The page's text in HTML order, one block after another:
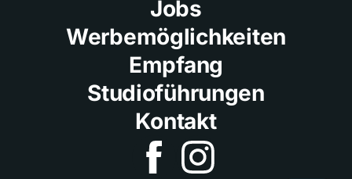
Jobs
Werbemöglichkeiten
Empfang
Studioführungen
Kontakt